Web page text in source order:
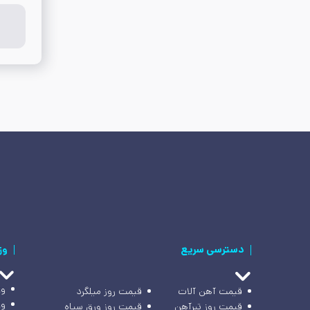
دسترسی سریع
قیمت آهن آلات
قیمت روز میلگرد
قیمت روز تیرآهن
قیمت روز ورق سیاه